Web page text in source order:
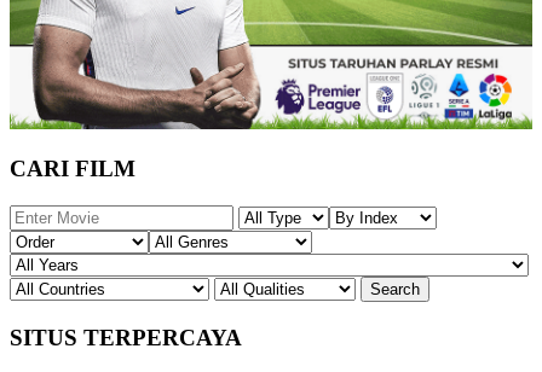
CARI FILM
SITUS TERPERCAYA